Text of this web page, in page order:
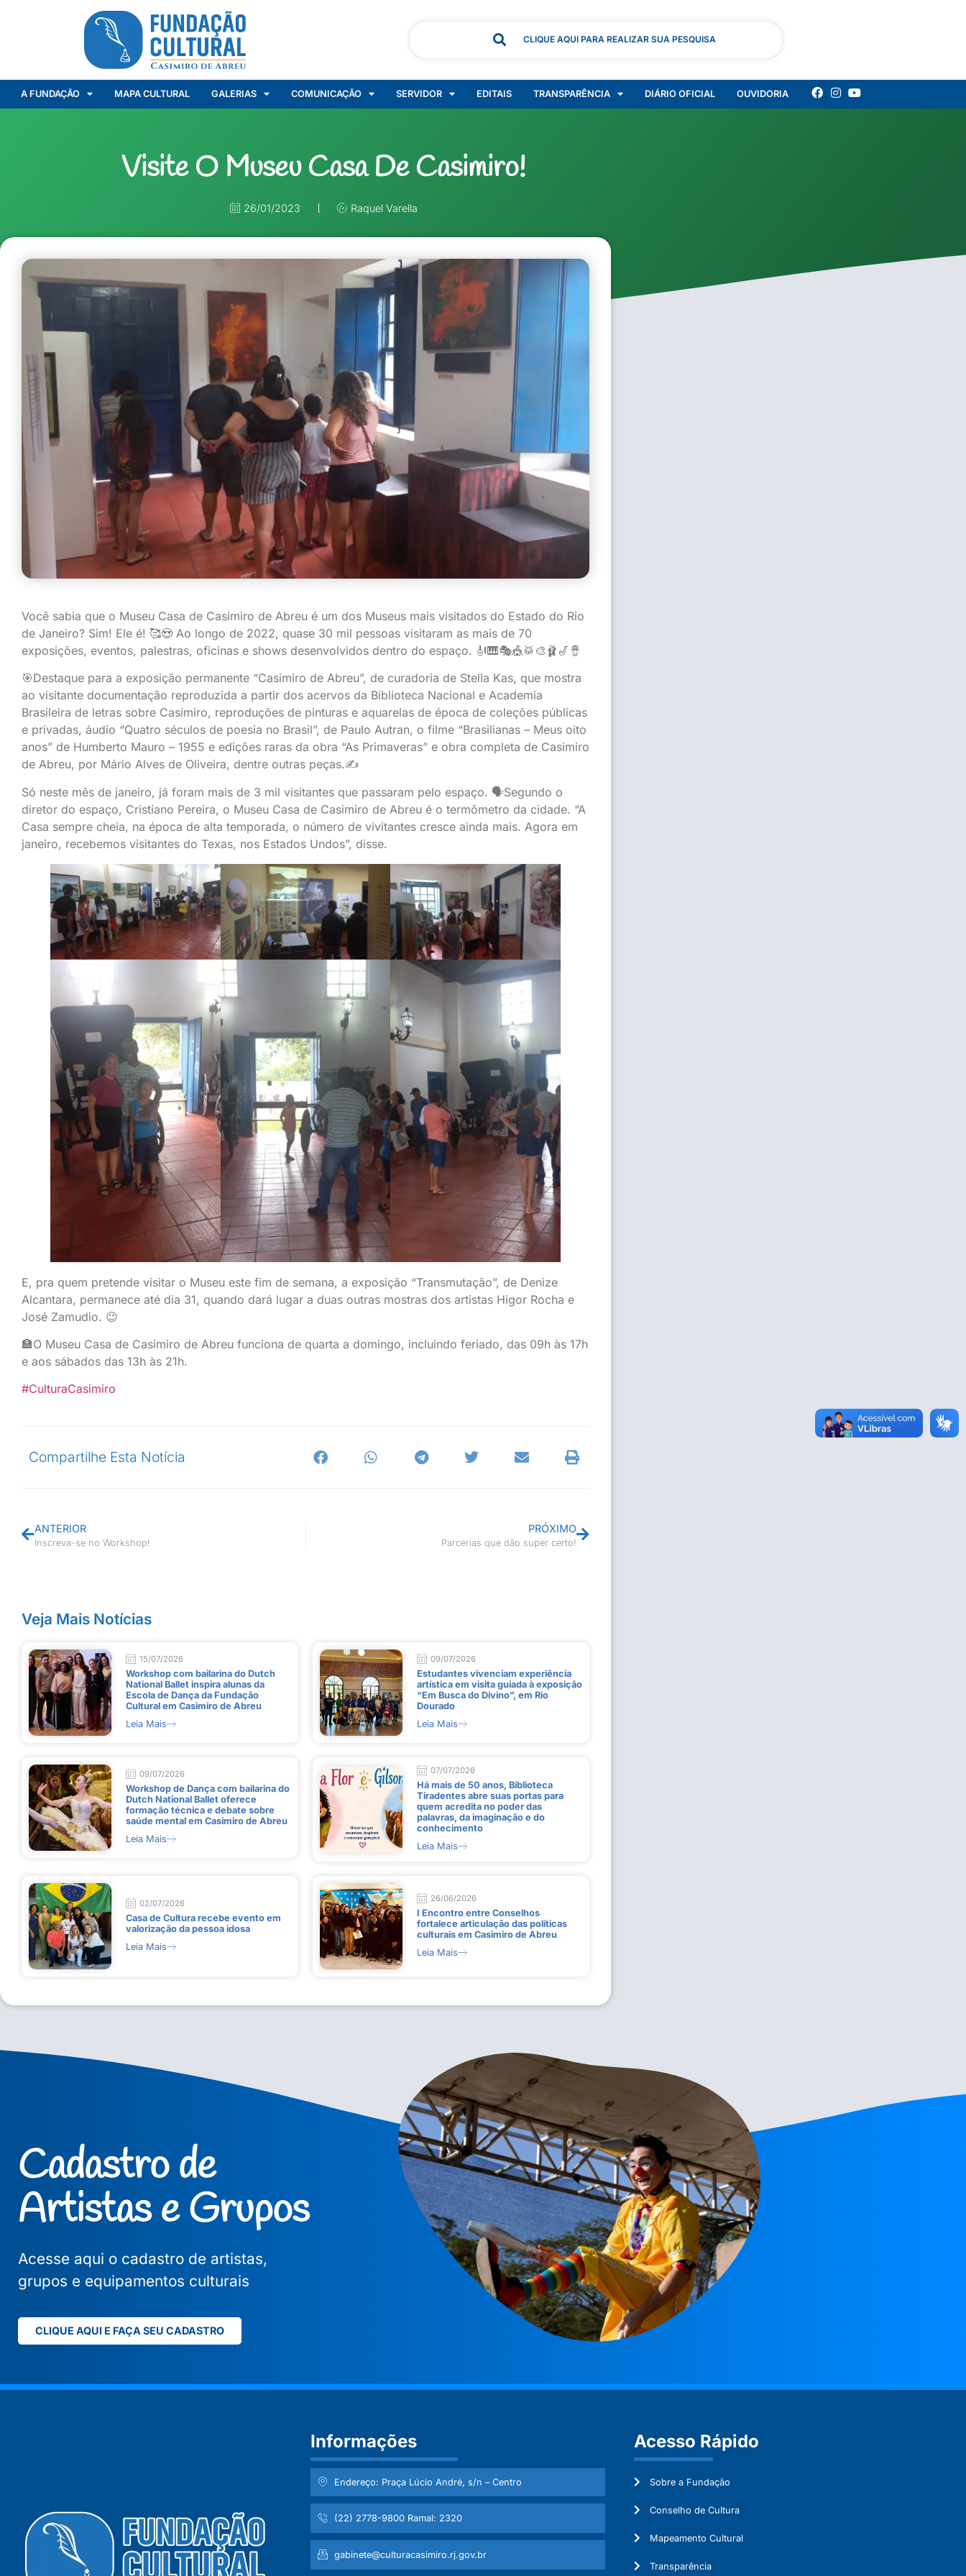
CLIQUE AQUI PARA REALIZAR SUA PESQUISA
A FUNDAÇÃO MAPA CULTURAL GALERIAS COMUNICAÇÃO SERVIDOR EDITAIS TRANSPARÊNCIA DIÁRIO OFICIAL OUVIDORIA
Visite O Museu Casa De Casimiro!
26/01/2023 Raquel Varella
Você sabia que o Museu Casa de Casimiro de Abreu é um dos Museus mais visitados do Estado do Rio
de Janeiro? Sim! Ele é! 🥰😍 Ao longo de 2022, quase 30 mil pessoas visitaram as mais de 70
exposições, eventos, palestras, oficinas e shows desenvolvidos dentro do espaço. 🎻🎹🎭🎪🥁🎨🩰🎷🪘
🎯Destaque para a exposição permanente “Casimiro de Abreu”, de curadoria de Stella Kas, que mostra
ao visitante documentação reproduzida a partir dos acervos da Biblioteca Nacional e Academia
Brasileira de letras sobre Casimiro, reproduções de pinturas e aquarelas de época de coleções públicas
e privadas, áudio “Quatro séculos de poesia no Brasil”, de Paulo Autran, o filme “Brasilianas – Meus oito
anos” de Humberto Mauro – 1955 e edições raras da obra “As Primaveras” e obra completa de Casimiro
de Abreu, por Mário Alves de Oliveira, dentre outras peças.✍️
Só neste mês de janeiro, já foram mais de 3 mil visitantes que passaram pelo espaço. 🗣Segundo o
diretor do espaço, Cristiano Pereira, o Museu Casa de Casimiro de Abreu é o termômetro da cidade. “A
Casa sempre cheia, na época de alta temporada, o número de vivitantes cresce ainda mais. Agora em
janeiro, recebemos visitantes do Texas, nos Estados Undos”, disse.
E, pra quem pretende visitar o Museu este fim de semana, a exposição “Transmutação”, de Denize
Alcantara, permanece até dia 31, quando dará lugar a duas outras mostras dos artistas Higor Rocha e
José Zamudio. 😉
🏣O Museu Casa de Casimiro de Abreu funciona de quarta a domingo, incluindo feriado, das 09h às 17h
e aos sábados das 13h às 21h.
#CulturaCasimiro
Compartilhe Esta Notícia
ANTERIOR
Inscreva-se no Workshop!
PRÓXIMO
Parcerias que dão super certo!
Veja Mais Notícias
15/07/2026
Workshop com bailarina do Dutch
National Ballet inspira alunas da
Escola de Dança da Fundação
Cultural em Casimiro de Abreu
Leia Mais
09/07/2026
Estudantes vivenciam experiência
artística em visita guiada à exposição
“Em Busca do Divino”, em Rio
Dourado
Leia Mais
09/07/2026
Workshop de Dança com bailarina do
Dutch National Ballet oferece
formação técnica e debate sobre
saúde mental em Casimiro de Abreu
Leia Mais
07/07/2026
Há mais de 50 anos, Biblioteca
Tiradentes abre suas portas para
quem acredita no poder das
palavras, da imaginação e do
conhecimento
Leia Mais
02/07/2026
Casa de Cultura recebe evento em
valorização da pessoa idosa
Leia Mais
26/06/2026
I Encontro entre Conselhos
fortalece articulação das políticas
culturais em Casimiro de Abreu
Leia Mais
Cadastro de
Artistas e Grupos
Acesse aqui o cadastro de artistas,
grupos e equipamentos culturais
CLIQUE AQUI E FAÇA SEU CADASTRO
Informações
Endereço: Praça Lúcio André, s/n – Centro
(22) 2778-9800 Ramal: 2320
gabinete@culturacasimiro.rj.gov.br
Acesso Rápido
Sobre a Fundação
Conselho de Cultura
Mapeamento Cultural
Transparência